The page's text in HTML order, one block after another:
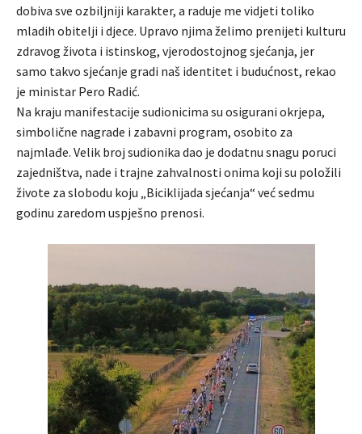
dobiva sve ozbiljniji karakter, a raduje me vidjeti toliko
mladih obitelji i djece. Upravo njima želimo prenijeti kulturu
zdravog života i istinskog, vjerodostojnog sjećanja, jer
samo takvo sjećanje gradi naš identitet i budućnost, rekao
je ministar Pero Radić.
Na kraju manifestacije sudionicima su osigurani okrjepa,
simbolične nagrade i zabavni program, osobito za
najmlađe. Velik broj sudionika dao je dodatnu snagu poruci
zajedništva, nade i trajne zahvalnosti onima koji su položili
živote za slobodu koju „Biciklijada sjećanja“ već sedmu
godinu zaredom uspješno prenosi.